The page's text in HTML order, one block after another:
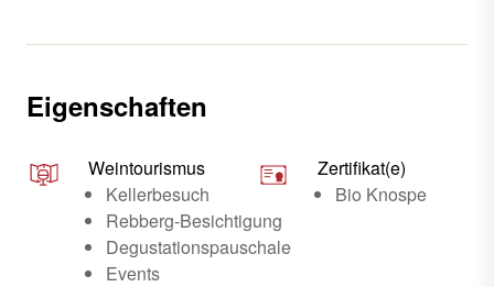
Eigenschaften
Weintourismus
Kellerbesuch
Rebberg-Besichtigung
Degustationspauschale
Events
Zertifikat(e)
Bio Knospe